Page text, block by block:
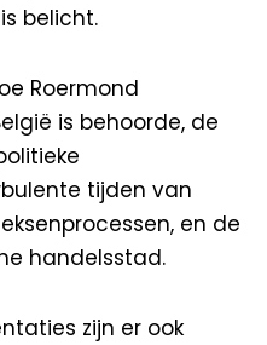
belicht.
Roermond
is behoorde, de
tijden van
en de
handelsstad.
zijn er ook